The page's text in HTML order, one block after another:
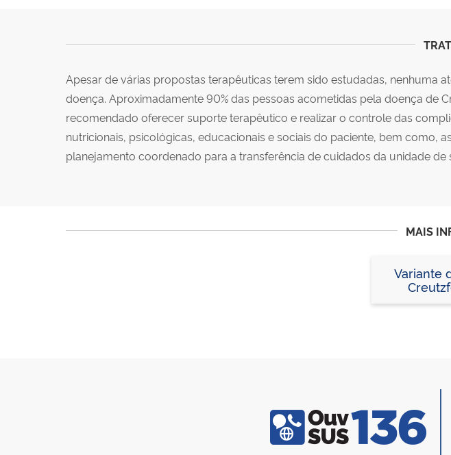
Apesar de várias propostas terapêuticas terem sido estudadas, nenhuma
doença. Aproximadamente 90% das pessoas acometidas pela doença de
recomendado oferecer suporte terapêutico e realizar o controle das
nutricionais, psicológicas, educacionais e sociais do paciente, bem como,
planejamento coordenado para a transferência de cuidados da unidade
MAIS
Variante